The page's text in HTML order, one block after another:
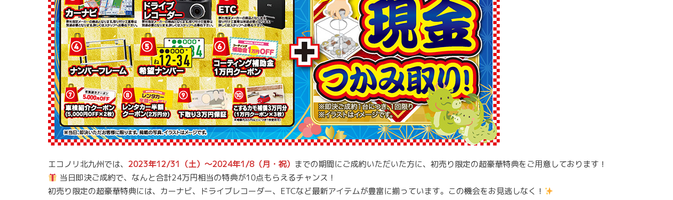
エコノリ北九州では、 2023年12/31（土）～2024年1/8（月・祝） までの期間にご成約いただいた方に、初売り限定の超豪華特典をご用意しております！
当日即決ご成約で、なんと合計24万円相当の特典が10点もらえるチャンス！
初売り限定の超豪華特典には、カーナビ、ドライブレコーダー、ETCなど最新アイテムが豊富に揃っています。この機会をお見逃しなく！